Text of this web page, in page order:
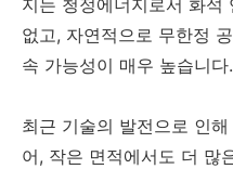
지는 청정에너지로서 화석
없고, 자연적으로 무한정
속 가능성이 매우 높습니다.
최근 기술의 발전으로 인
어, 작은 면적에서도 더 많